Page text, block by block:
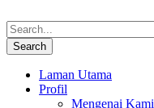
Laman Utama
Profil
Mengenai Kami